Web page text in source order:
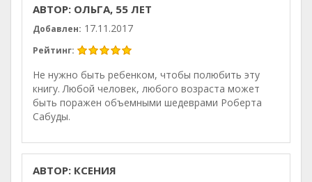
АВТОР: ОЛЬГА, 55 ЛЕТ
Добавлен: 17.11.2017
Рейтинг:
Не нужно быть ребенком, чтобы полюбить эту
книгу. Любой человек, любого возраста может
быть поражен объемными шедеврами Роберта
Сабуды.
АВТОР: КСЕНИЯ